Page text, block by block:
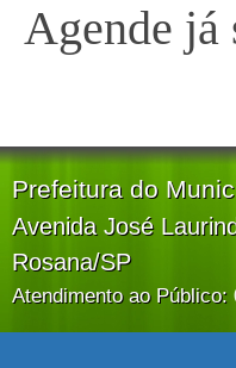
Agende já
Prefeitura do
Avenida José
Rosana/SP
Atendimento ao Público: